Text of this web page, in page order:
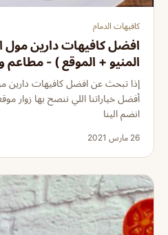
كافيهات الدمام
افضل كافيهات دارين مول
المنيو + الموقع ) - مطاعم
إذا تبحث عن افضل كافيهات دارين
أفضل خياراتنا اللي ننصح بها زوار
انضم الينا
26 مارس 2021